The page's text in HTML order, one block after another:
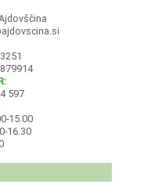
597
15.00
16.30